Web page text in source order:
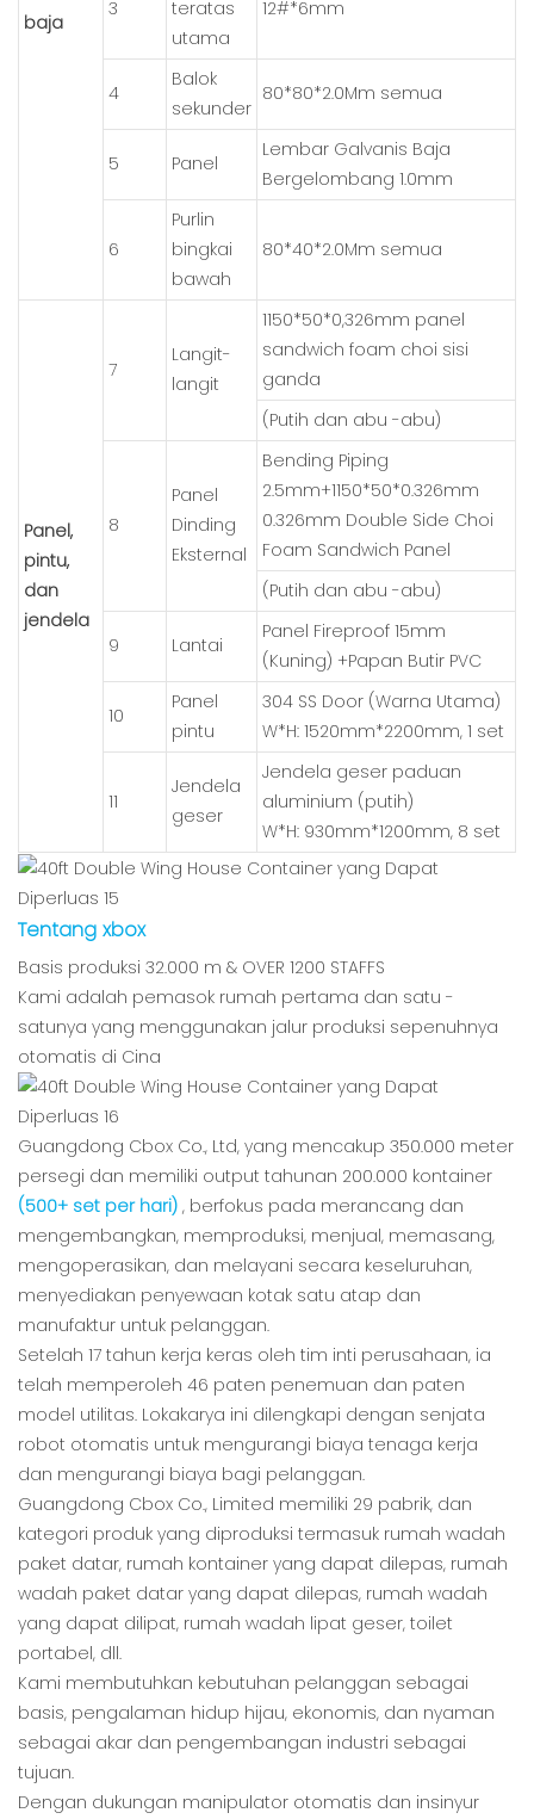
baja
3
teratas
utama
12#*6mm
4
Balok
sekunder
80*80*2.0Mm semua
5 Panel
Lembar Galvanis Baja
Bergelombang 1.0mm
6
Purlin
bingkai
bawah
80*40*2.0Mm semua
Panel,
pintu,
dan
jendela
7
Langit-
langit
1150*50*0,326mm panel
sandwich foam choi sisi
ganda
(Putih dan abu -abu)
8
Panel
Dinding
Eksternal
Bending Piping
2.5mm+1150*50*0.326mm
0.326mm Double Side Choi
Foam Sandwich Panel
(Putih dan abu -abu)
9 Lantai
Panel Fireproof 15mm
(Kuning) +Papan Butir PVC
10
Panel
pintu
304 SS Door (Warna Utama)
W*H: 1520mm*2200mm, 1 set
11
Jendela
geser
Jendela geser paduan
aluminium (putih)
W*H: 930mm*1200mm, 8 set
Tentang xbox
Basis produksi 32.000 m & OVER 1200 STAFFS
Kami adalah pemasok rumah pertama dan satu -
satunya yang menggunakan jalur produksi sepenuhnya
otomatis di Cina
Guangdong Cbox Co., Ltd, yang mencakup 350.000 meter
persegi dan memiliki output tahunan 200.000 kontainer
(500+ set per hari) , berfokus pada merancang dan
mengembangkan, memproduksi, menjual, memasang,
mengoperasikan, dan melayani secara keseluruhan,
menyediakan penyewaan kotak satu atap dan
manufaktur untuk pelanggan.
Setelah 17 tahun kerja keras oleh tim inti perusahaan, ia
telah memperoleh 46 paten penemuan dan paten
model utilitas. Lokakarya ini dilengkapi dengan senjata
robot otomatis untuk mengurangi biaya tenaga kerja
dan mengurangi biaya bagi pelanggan.
Guangdong Cbox Co., Limited memiliki 29 pabrik, dan
kategori produk yang diproduksi termasuk rumah wadah
paket datar, rumah kontainer yang dapat dilepas, rumah
wadah paket datar yang dapat dilepas, rumah wadah
yang dapat dilipat, rumah wadah lipat geser, toilet
portabel, dll.
Kami membutuhkan kebutuhan pelanggan sebagai
basis, pengalaman hidup hijau, ekonomis, dan nyaman
sebagai akar dan pengembangan industri sebagai
tujuan.
Dengan dukungan manipulator otomatis dan insinyur